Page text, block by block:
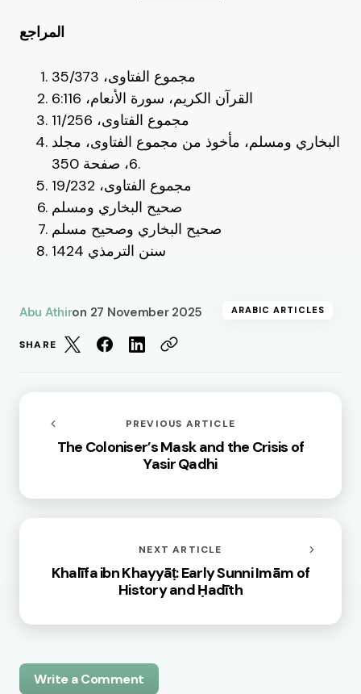
المراجع
مجموع الفتاوى، 35/373
القرآن الكريم، سورة الأنعام، 6:116
مجموع الفتاوى، 11/256
البخاري ومسلم، مأخوذ من مجموع الفتاوى، مجلد
6، صفحة 350.
مجموع الفتاوى، 19/232
صحيح البخاري ومسلم
صحيح البخاري وصحيح مسلم
سنن الترمذي 1424
Abu Athiron 27 November 2025 ARABIC ARTICLES
SHARE
PREVIOUS ARTICLE
The Coloniser’s Mask and the Crisis of
Yasir Qadhi
NEXT ARTICLE
Khalīfa ibn Khayyāṭ: Early Sunni Imām of
History and Ḥadīth
Write a Comment